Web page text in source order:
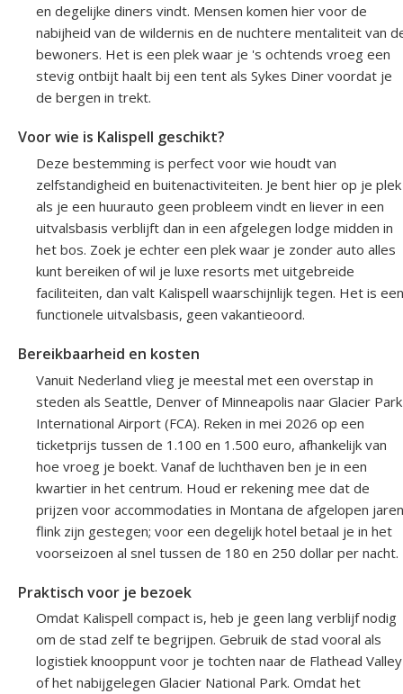
en degelijke diners vindt. Mensen komen hier voor de
nabijheid van de wildernis en de nuchtere mentaliteit van
bewoners. Het is een plek waar je 's ochtends vroeg een
stevig ontbijt haalt bij een tent als Sykes Diner voordat je
de bergen in trekt.
Voor wie is Kalispell geschikt?
Deze bestemming is perfect voor wie houdt van
zelfstandigheid en buitenactiviteiten. Je bent hier op je plek
als je een huurauto geen probleem vindt en liever in een
uitvalsbasis verblijft dan in een afgelegen lodge midden in
het bos. Zoek je echter een plek waar je zonder auto alles
kunt bereiken of wil je luxe resorts met uitgebreide
faciliteiten, dan valt Kalispell waarschijnlijk tegen. Het is een
functionele uitvalsbasis, geen vakantieoord.
Bereikbaarheid en kosten
Vanuit Nederland vlieg je meestal met een overstap in
steden als Seattle, Denver of Minneapolis naar Glacier Park
International Airport (FCA). Reken in mei 2026 op een
ticketprijs tussen de 1.100 en 1.500 euro, afhankelijk van
hoe vroeg je boekt. Vanaf de luchthaven ben je in een
kwartier in het centrum. Houd er rekening mee dat de
prijzen voor accommodaties in Montana de afgelopen jaren
flink zijn gestegen; voor een degelijk hotel betaal je in het
voorseizoen al snel tussen de 180 en 250 dollar per nacht.
Praktisch voor je bezoek
Omdat Kalispell compact is, heb je geen lang verblijf nodig
om de stad zelf te begrijpen. Gebruik de stad vooral als
logistiek knooppunt voor je tochten naar de Flathead Valley
of het nabijgelegen Glacier National Park. Omdat het